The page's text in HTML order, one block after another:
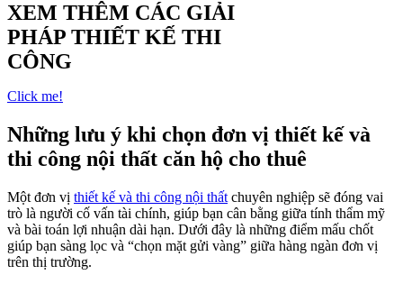
XEM THÊM CÁC GIẢI
PHÁP THIẾT KẾ THI
CÔNG
Click me!
Những lưu ý khi chọn đơn vị thiết kế và
thi công nội thất căn hộ cho thuê
Một đơn vị thiết kế và thi công nội thất chuyên nghiệp sẽ đóng vai
trò là người cố vấn tài chính, giúp bạn cân bằng giữa tính thẩm mỹ
và bài toán lợi nhuận dài hạn. Dưới đây là những điểm mấu chốt
giúp bạn sàng lọc và “chọn mặt gửi vàng” giữa hàng ngàn đơn vị
trên thị trường.